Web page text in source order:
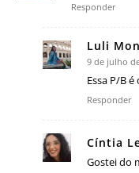
Responder
Luli
9 de julho
Essa P/B
Responder
Cíntia
Gostei do